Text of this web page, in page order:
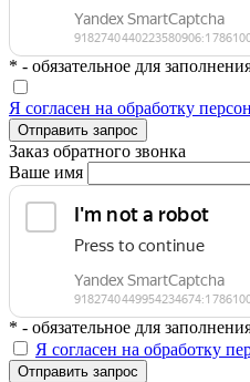
* - обязательное для
Я согласен на обработку
Отправить запрос
Заказ обратного звонка
Ваше имя
* - обязательное для
Я согласен на обработку
Отправить запрос